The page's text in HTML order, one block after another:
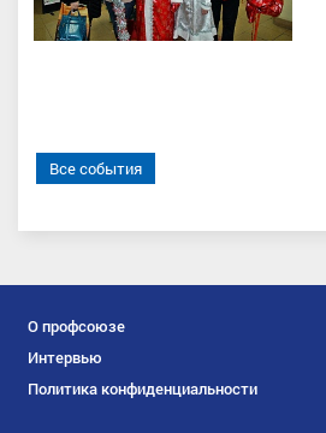
Все события
О профсоюзе
Интервью
Политика конфиденциальности